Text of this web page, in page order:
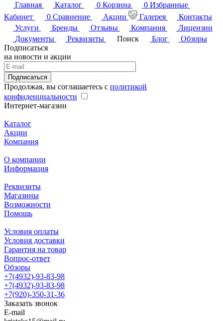
Главная
Каталог 0 Корзина 0 Избранные
Кабинет
0 Сравнение Акции Галерея
Контакты
Услуги
Бренды Отзывы Компания
Лицензии
Документы
Реквизиты Поиск Блог
Обзоры
Подписаться
на новости и акции
Подписаться
Продолжая, вы соглашаетесь с политикой
конфиденциальности
Интернет-магазин
Каталог
Акции
Компания
О компании
Информация
Реквизиты
Магазины
Возможности
Помощь
Условия оплаты
Условия доставки
Гарантия на товар
Вопрос-ответ
Обзоры
+7(4932)-93-83-98
+7(4932)-93-83-98
+7(920)-350-31-36
Заказать звонок
E-mail